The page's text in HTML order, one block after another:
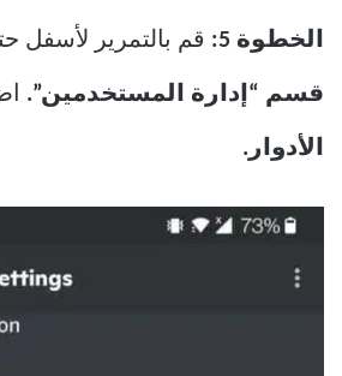
الخطوة 5: قم بالتمرير لأسفل
قسم “إدارة المستخدمين”.
الأدوار.